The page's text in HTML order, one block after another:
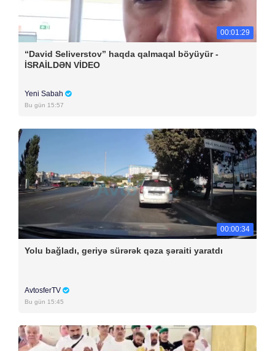
00:01:29
“David Seliverstov” haqda qalmaqal böyüyür -
İSRAİLDƏN VİDEO
Yeni Sabah
Bu gün 15:57
00:00:34
Yolu bağladı, geriyə sürərək qəza şəraiti yaratdı
AvtosferTV
Bu gün 15:45